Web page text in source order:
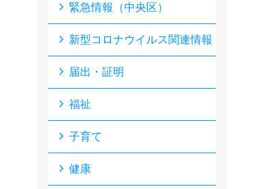
緊急情報（中央区）
新型コロナウイルス関連情報
届出・証明
福祉
子育て
健康